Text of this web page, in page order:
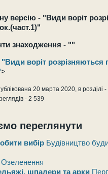
версію - "Види воріт
знаходження - ""
"Види воріт
>
20 марта 2020, в розділі -
- 2 539
переглянути
вибір Будівництво
Озеленення
шпалери та арки